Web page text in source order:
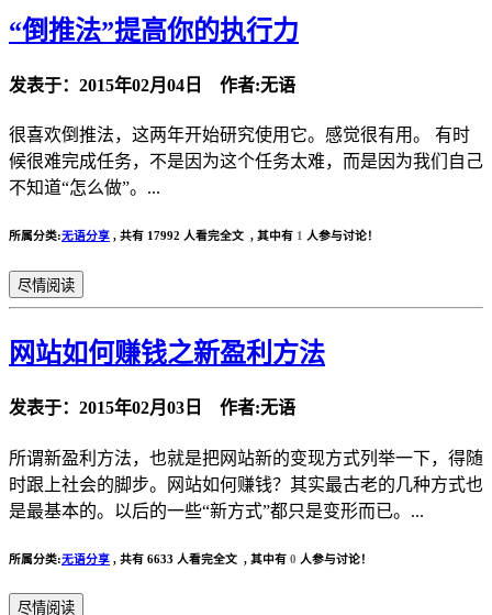
“倒推法”提高你的执行力
发表于：2015年02月04日 作者:无语
很喜欢倒推法，这两年开始研究使用它。感觉很有用。 有时
候很难完成任务，不是因为这个任务太难，而是因为我们自己
不知道“怎么做”。...
所属分类:无语分享 , 共有 17992 人看完全文 , 其中有 1 人参与讨论！
尽情阅读
网站如何赚钱之新盈利方法
发表于：2015年02月03日 作者:无语
所谓新盈利方法，也就是把网站新的变现方式列举一下，得随
时跟上社会的脚步。网站如何赚钱？其实最古老的几种方式也
是最基本的。以后的一些“新方式”都只是变形而已。...
所属分类:无语分享 , 共有 6633 人看完全文 , 其中有 0 人参与讨论！
尽情阅读